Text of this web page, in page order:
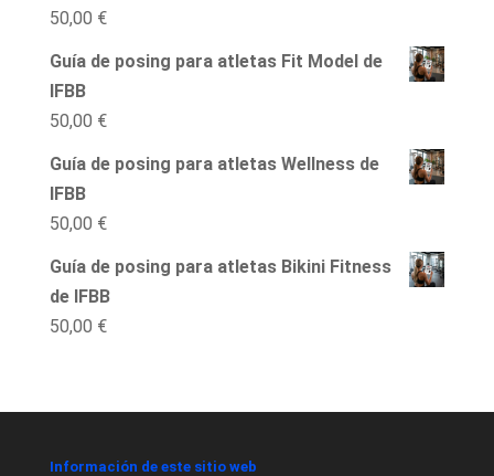
50,00 €
Guía de posing para atletas Fit Model de
IFBB
50,00 €
Guía de posing para atletas Wellness de
IFBB
50,00 €
Guía de posing para atletas Bikini Fitness
de IFBB
50,00 €
Información de este sitio web